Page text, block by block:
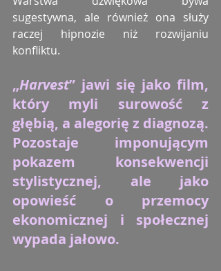
sugestywna, ale również ona służy
raczej hipnozie niż rozwijaniu
konfliktu.
„Harvest” jawi się jako film,
który myli surowość z
głębią, a alegorię z diagnozą.
Pozostaje imponującym
pokazem konsekwencji
stylistycznej, ale jako
opowieść o przemocy
ekonomicznej i społecznej
wypada jałowo.